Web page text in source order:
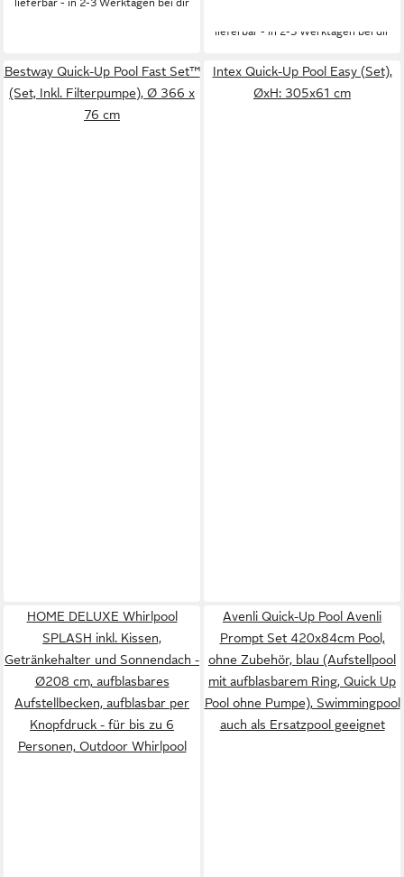
Ersatzpool geeignet
lieferbar - in 2-3 Werktagen bei dir
lieferbar - in 2-3 Werktagen bei dir
Bestway Quick-Up Pool Fast Set™
(Set, Inkl. Filterpumpe), Ø 366 x
76 cm
Intex Quick-Up Pool Easy (Set),
ØxH: 305x61 cm
HOME DELUXE Whirlpool
SPLASH inkl. Kissen,
Getränkehalter und Sonnendach -
Ø208 cm, aufblasbares
Aufstellbecken, aufblasbar per
Knopfdruck - für bis zu 6
Personen, Outdoor Whirlpool
Avenli Quick-Up Pool Avenli
Prompt Set 420x84cm Pool,
ohne Zubehör, blau (Aufstellpool
mit aufblasbarem Ring, Quick Up
Pool ohne Pumpe), Swimmingpool
auch als Ersatzpool geeignet